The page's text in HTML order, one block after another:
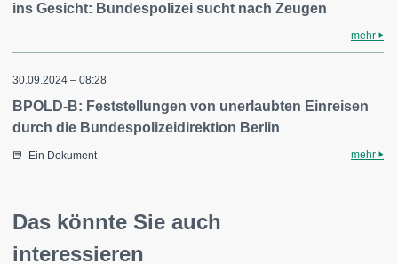
ins Gesicht: Bundespolizei sucht nach Zeugen
mehr
30.09.2024 – 08:28
BPOLD-B: Feststellungen von unerlaubten Einreisen
durch die Bundespolizeidirektion Berlin
Ein Dokument mehr
Das könnte Sie auch
interessieren